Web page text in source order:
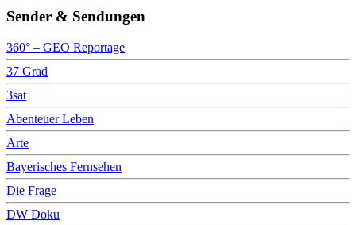
Sender & Sendungen
360° – GEO Reportage
37 Grad
3sat
Abenteuer Leben
Arte
Bayerisches Fernsehen
Die Frage
DW Doku